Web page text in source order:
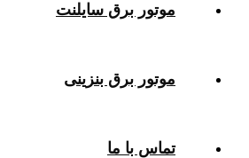
موتور برق سایلنت
موتور برق بنزینی
تماس با ما